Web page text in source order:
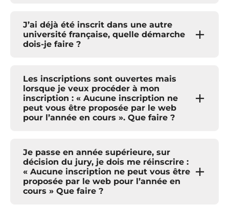
J’ai déjà été inscrit dans une autre
université française, quelle démarche
dois-je faire ?
Les inscriptions sont ouvertes mais
lorsque je veux procéder à mon
inscription : « Aucune inscription ne
peut vous être proposée par le web
pour l’année en cours ». Que faire ?
Je passe en année supérieure, sur
décision du jury, je dois me réinscrire :
« Aucune inscription ne peut vous être
proposée par le web pour l’année en
cours » Que faire ?